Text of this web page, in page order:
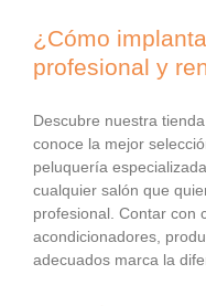
¿Cómo
profesional y
Descubre nuestra
conoce la mejor
peluquería
cualquier salón que
profesional. Contar con
acondicionadores,
adecuados marca la